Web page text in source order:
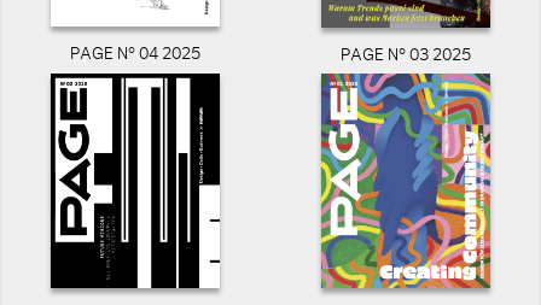
PAGE N° 04 2025 PAGE N° 03 2025